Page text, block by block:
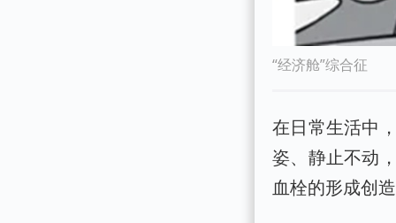
“经济舱”综合征
在日常生活中
姿、静止不动
血栓的形成创